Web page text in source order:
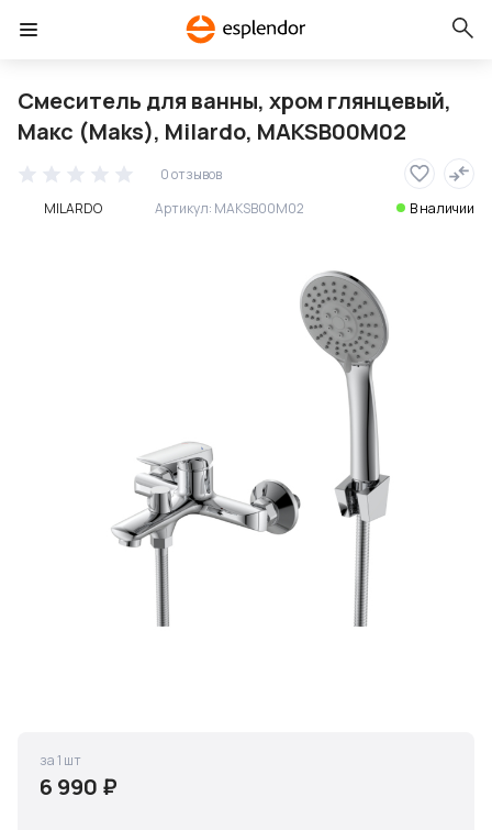
Cмеситель для ванны, хром глянцевый,
Макс (Maks), Milardo, MAKSB00M02
0 отзывов
MILARDO
Артикул: MAKSB00M02 В наличии
6 990 ₽
за 1 шт